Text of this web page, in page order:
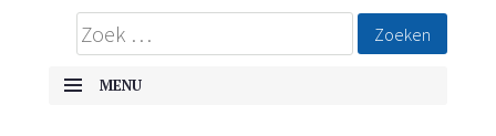
Vertrek naar Engeland
ALLES OVER EMIGREREN NAAR ENGELAND
MENU